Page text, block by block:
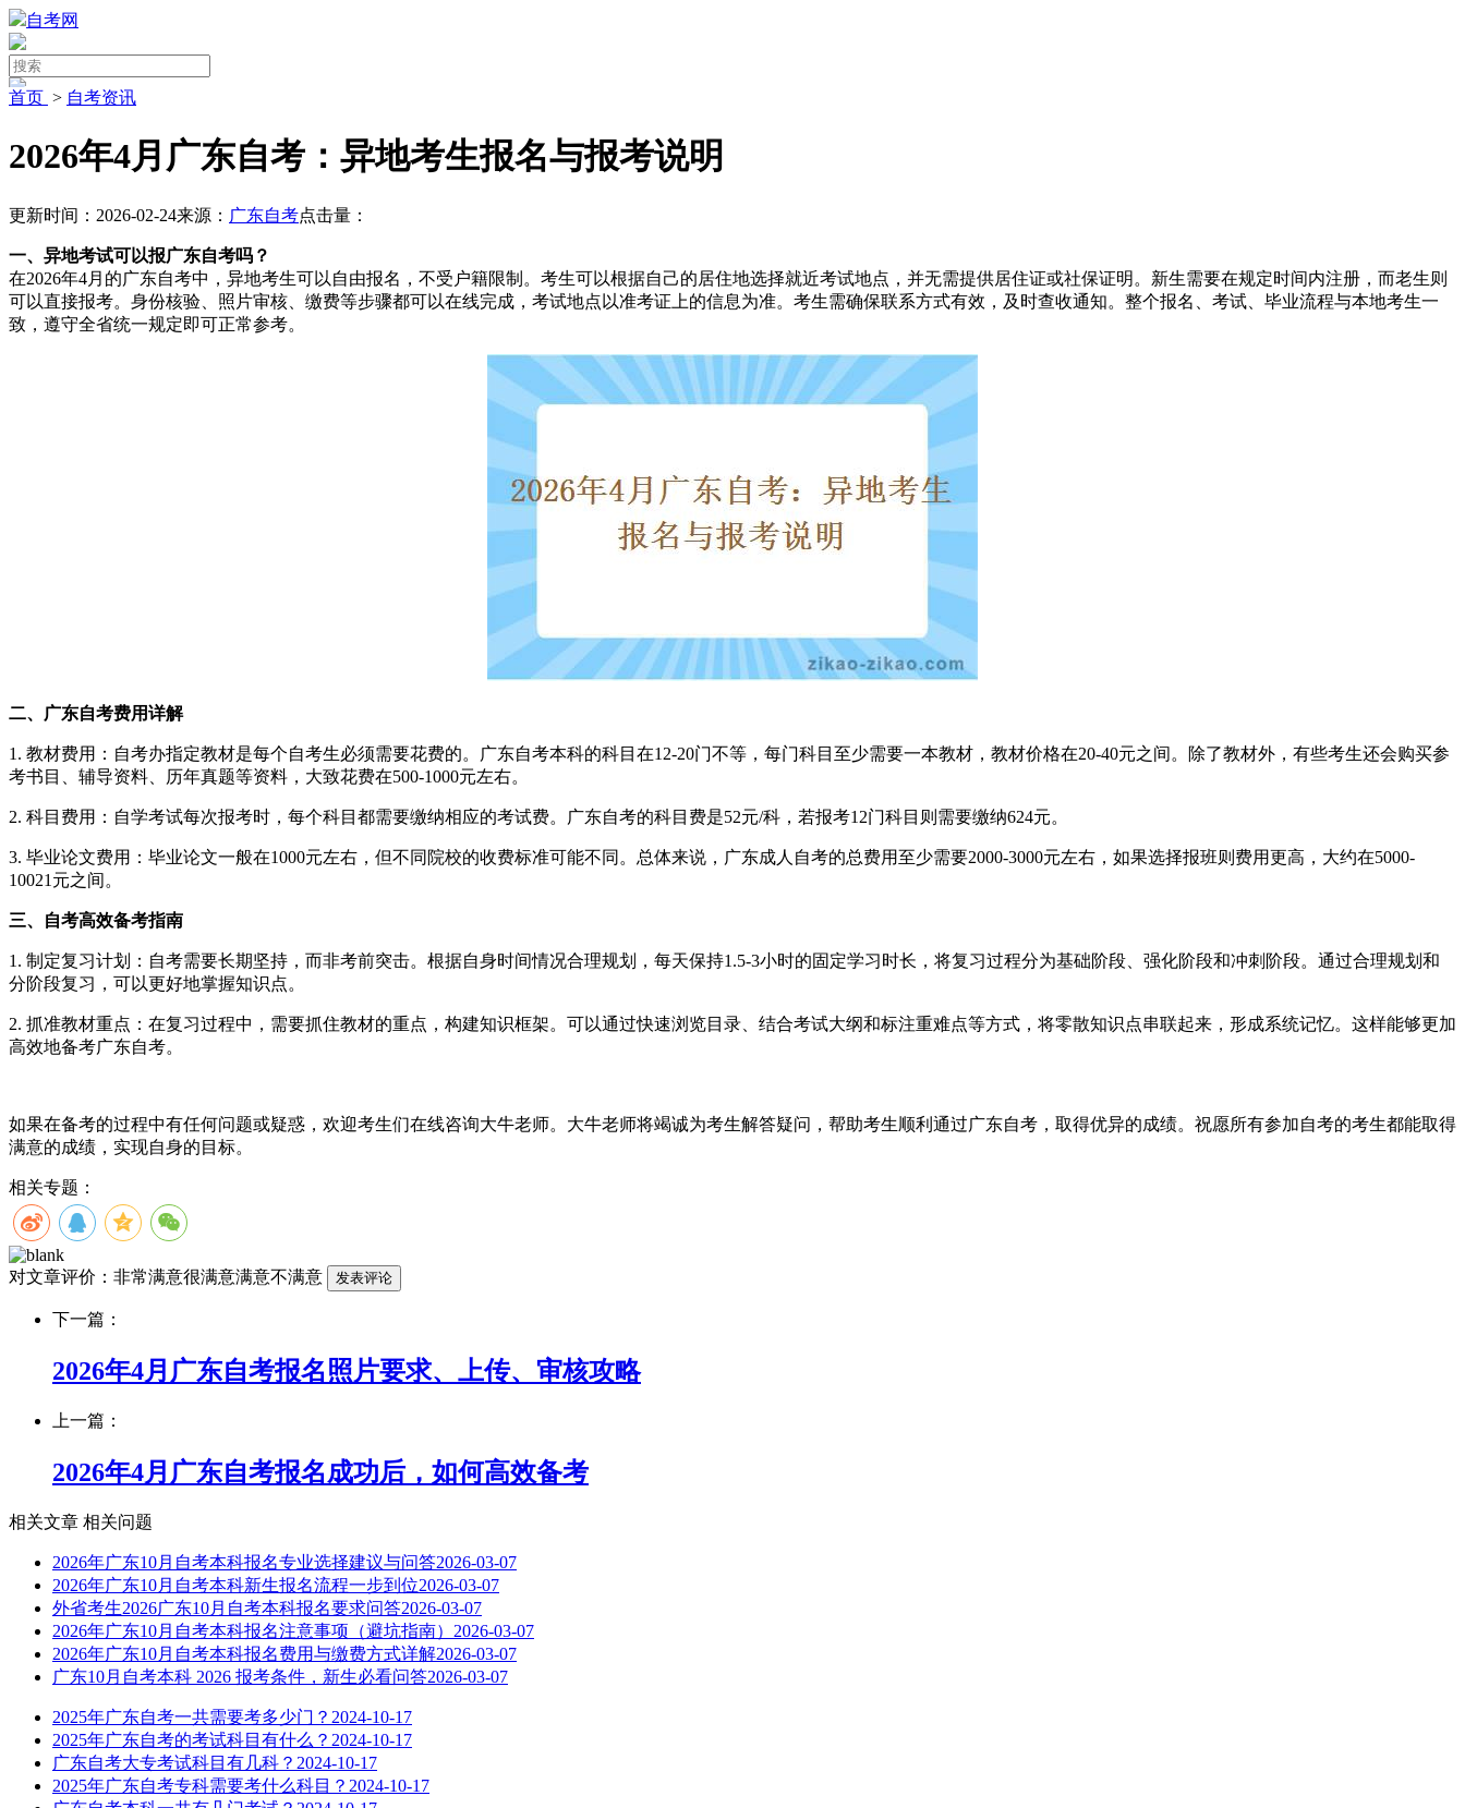
自考网
首页 > 自考资讯
2026年4月广东自考：异地考生报名与报考说明
更新时间：2026-02-24来源： 广东自考点击量：
一、异地考试可以报广东自考吗？
在2026年4月的广东自考中，异地考生可以自由报名，不受户籍限制。考生可以根据自己的居住地选择就近考试地点，并无需提供居住证或社保证明。新生需要在规定时间内注册，而老生则
可以直接报考。身份核验、照片审核、缴费等步骤都可以在线完成，考试地点以准考证上的信息为准。考生需确保联系方式有效，及时查收通知。整个报名、考试、毕业流程与本地考生一
致，遵守全省统一规定即可正常参考。
二、广东自考费用详解
1. 教材费用：自考办指定教材是每个自考生必须需要花费的。广东自考本科的科目在12-20门不等，每门科目至少需要一本教材，教材价格在20-40元之间。除了教材外，有些考生还会购买参
考书目、辅导资料、历年真题等资料，大致花费在500-1000元左右。
2. 科目费用：自学考试每次报考时，每个科目都需要缴纳相应的考试费。广东自考的科目费是52元/科，若报考12门科目则需要缴纳624元。
3. 毕业论文费用：毕业论文一般在1000元左右，但不同院校的收费标准可能不同。总体来说，广东成人自考的总费用至少需要2000-3000元左右，如果选择报班则费用更高，大约在5000-
10021元之间。
三、自考高效备考指南
1. 制定复习计划：自考需要长期坚持，而非考前突击。根据自身时间情况合理规划，每天保持1.5-3小时的固定学习时长，将复习过程分为基础阶段、强化阶段和冲刺阶段。通过合理规划和
分阶段复习，可以更好地掌握知识点。
2. 抓准教材重点：在复习过程中，需要抓住教材的重点，构建知识框架。可以通过快速浏览目录、结合考试大纲和标注重难点等方式，将零散知识点串联起来，形成系统记忆。这样能够更加
高效地备考广东自考。
如果在备考的过程中有任何问题或疑惑，欢迎考生们在线咨询大牛老师。大牛老师将竭诚为考生解答疑问，帮助考生顺利通过广东自考，取得优异的成绩。祝愿所有参加自考的考生都能取得
满意的成绩，实现自身的目标。
相关专题：
对文章评价： 非常满意很满意满意不满意
下一篇：
2026年4月广东自考报名照片要求、上传、审核攻略
上一篇：
2026年4月广东自考报名成功后，如何高效备考
相关文章 相关问题
2026年广东10月自考本科报名专业选择建议与问答2026-03-07
2026年广东10月自考本科新生报名流程一步到位2026-03-07
外省考生2026广东10月自考本科报名要求问答2026-03-07
2026年广东10月自考本科报名注意事项（避坑指南） 2026-03-07
2026年广东10月自考本科报名费用与缴费方式详解2026-03-07
广东10月自考本科 2026 报考条件，新生必看问答2026-03-07
2025年广东自考一共需要考多少门？ 2024-10-17
2025年广东自考的考试科目有什么？ 2024-10-17
广东自考大专考试科目有几科？ 2024-10-17
2025年广东自考专科需要考什么科目？ 2024-10-17